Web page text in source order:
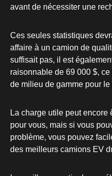
avant de nécessiter une
Ces seules statistiques
affaire à un camion de
suffisait pas, il est
raisonnable de 69 000 $,
de milieu de gamme pour
La charge utile peut
pour vous, mais si vous
problème, vous pouvez
des meilleurs camions EV